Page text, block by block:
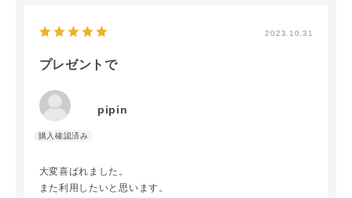
2023.10.31
プレゼントで
pipin
大変喜ばれました。
また利用したいと思います。